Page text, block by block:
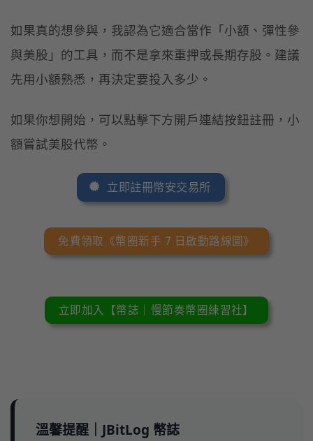
如果真的想參與，我認為它適合當作「小額、彈性參
與美股」的工具，而不是拿來重押或長期存股。建議
先用小額熟悉，再決定要投入多少。
如果你想開始，可以點擊下方開戶連結按鈕註冊，小
額嘗試美股代幣。
立即註冊幣安交易所
免費領取《幣圈新手 7 日啟動路線圖》
立即加入【幣誌｜慢節奏幣圈練習社】
溫馨提醒｜JBitLog 幣誌